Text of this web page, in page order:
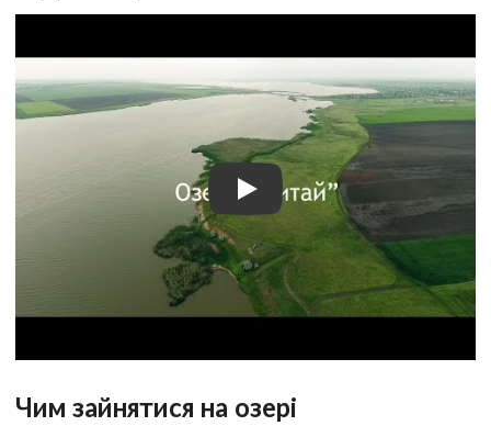
Чим зайнятися на озері